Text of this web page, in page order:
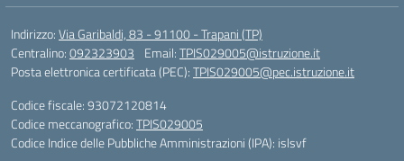
Indirizzo:Via Garibaldi, 83 - 91100 - Trapani (TP)
Centralino:092323903 Email:TPIS029005@istruzione.it
Posta elettronica certificata (PEC):TPIS029005@pec.istruzione.it
Codice fiscale: 93072120814
Codice meccanografico:TPIS029005
Codice Indice delle Pubbliche Amministrazioni (IPA): islsvf